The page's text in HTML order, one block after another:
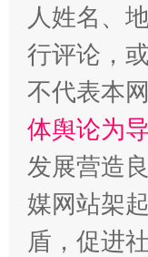
招工难、
人姓名、
行评论，
不代表本
体舆论为
发展营造
媒网站架
盾，促进